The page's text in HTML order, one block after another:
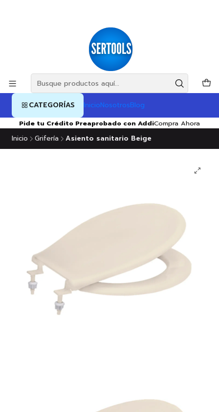
CATEGORÍAS InicioNosotrosBlog
Pide tu Crédito Preaprobado con AddiCompra Ahora
Inicio Grifería Asiento sanitario Beige